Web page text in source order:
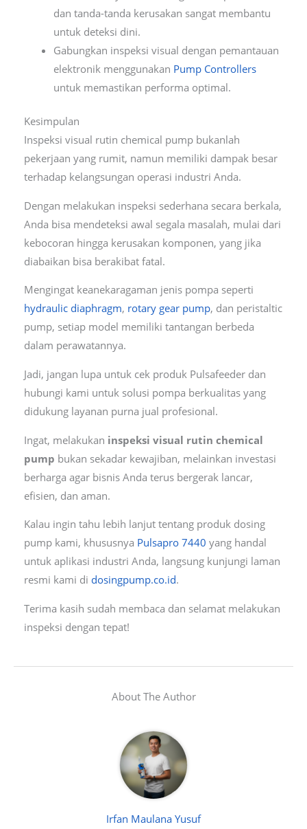
dan tanda-tanda kerusakan sangat membantu
untuk deteksi dini.
Gabungkan inspeksi visual dengan pemantauan
elektronik menggunakan Pump Controllers
untuk memastikan performa optimal.
Kesimpulan
Inspeksi visual rutin chemical pump bukanlah
pekerjaan yang rumit, namun memiliki dampak besar
terhadap kelangsungan operasi industri Anda.
Dengan melakukan inspeksi sederhana secara berkala,
Anda bisa mendeteksi awal segala masalah, mulai dari
kebocoran hingga kerusakan komponen, yang jika
diabaikan bisa berakibat fatal.
Mengingat keanekaragaman jenis pompa seperti
hydraulic diaphragm, rotary gear pump, dan peristaltic
pump, setiap model memiliki tantangan berbeda
dalam perawatannya.
Jadi, jangan lupa untuk cek produk Pulsafeeder dan
hubungi kami untuk solusi pompa berkualitas yang
didukung layanan purna jual profesional.
Ingat, melakukan inspeksi visual rutin chemical
pump bukan sekadar kewajiban, melainkan investasi
berharga agar bisnis Anda terus bergerak lancar,
efisien, dan aman.
Kalau ingin tahu lebih lanjut tentang produk dosing
pump kami, khususnya Pulsapro 7440 yang handal
untuk aplikasi industri Anda, langsung kunjungi laman
resmi kami di dosingpump.co.id.
Terima kasih sudah membaca dan selamat melakukan
inspeksi dengan tepat!
About The Author
Irfan Maulana Yusuf